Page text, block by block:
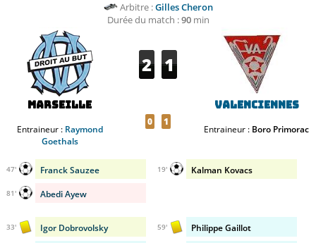
Arbitre :Gilles Cheron
Durée du match :90min
Marseille
Entraineur : Raymond
Goethals
2 1
0 1
Valenciennes
Entraineur : Boro Primorac
Franck Sauzee
47'
Abedi Ayew
81'
Kalman Kovacs
19'
Igor Dobrovolsky
33' Philippe Gaillot
59'